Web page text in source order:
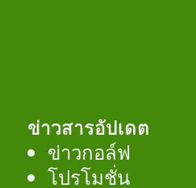
ข่าวสารอัปเดต
ข่าวกอล์ฟ
โปรโมชั่น